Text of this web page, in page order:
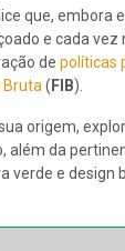
que, embora
e cada vez
de políticas
Bruta( FIB).
origem,
além da
verde e design